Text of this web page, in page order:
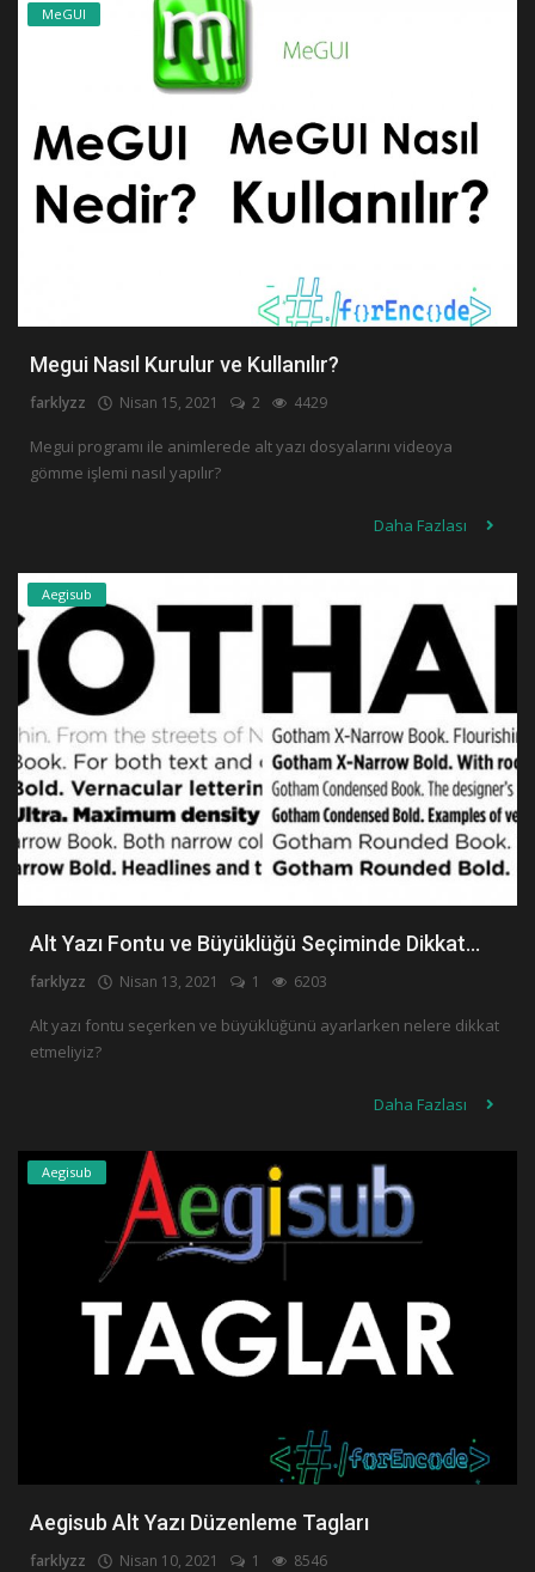
MeGUI
Megui Nasıl Kurulur ve Kullanılır?
farklyzz Nisan 15, 2021 2 4429
Megui programı ile animlerede alt yazı dosyalarını videoya
gömme işlemi nasıl yapılır?
Daha Fazlası
Aegisub
Alt Yazı Fontu ve Büyüklüğü Seçiminde Dikkat...
farklyzz Nisan 13, 2021 1 6203
Alt yazı fontu seçerken ve büyüklüğünü ayarlarken nelere dikkat
etmeliyiz?
Daha Fazlası
Aegisub
Aegisub Alt Yazı Düzenleme Tagları
farklyzz Nisan 10, 2021 1 8546